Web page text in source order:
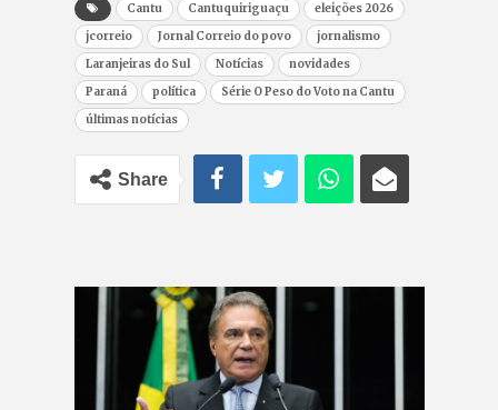
Cantu Cantuquiriguaçu
eleições 2026
jcorreio
Jornal Correio do povo
jornalismo
Laranjeiras do Sul
Notícias
novidades
Paraná
política
Série O Peso do Voto na Cantu
últimas notícias
Share